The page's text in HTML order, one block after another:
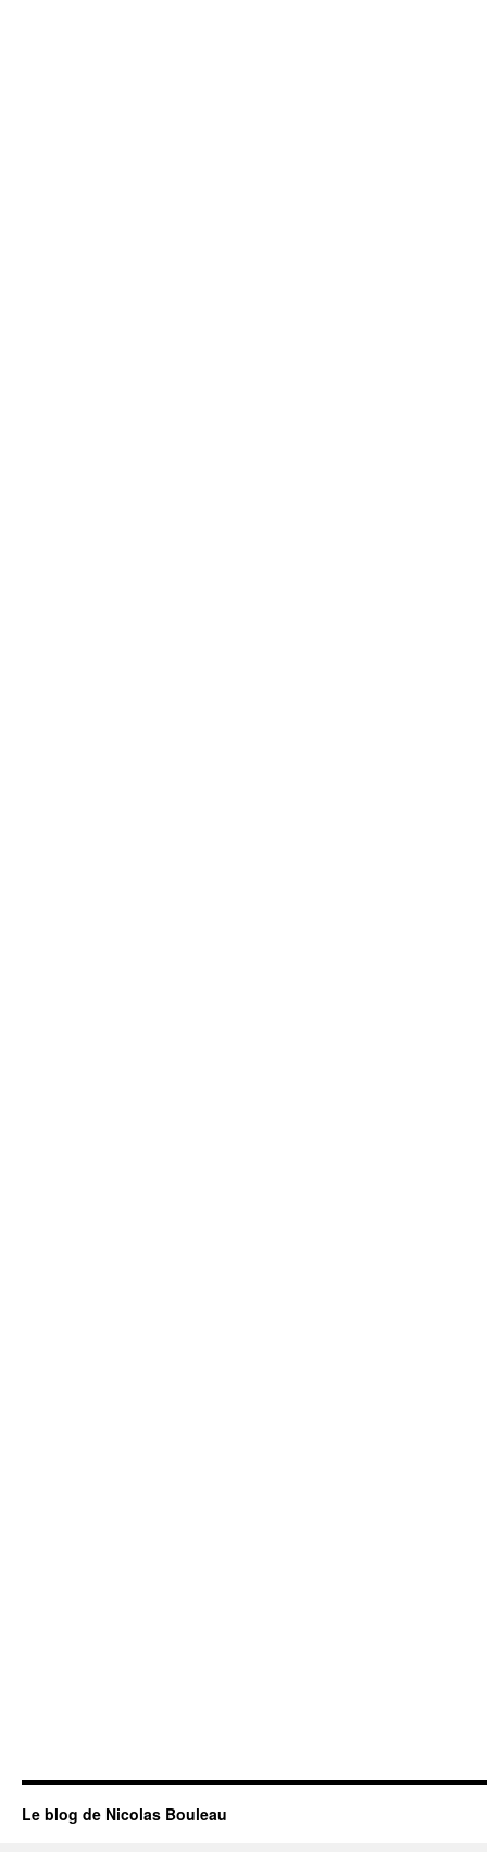
Le blog de Nicolas Bouleau